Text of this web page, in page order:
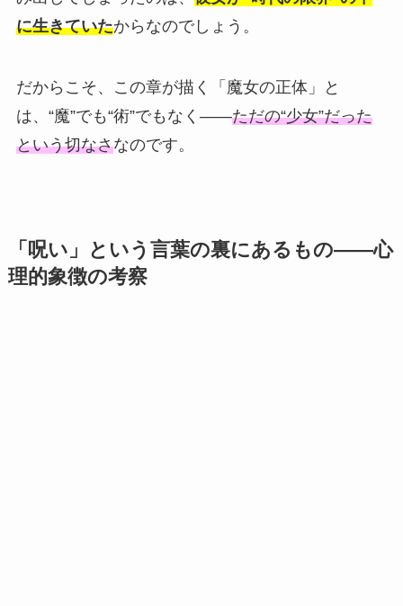
に生きていたからなのでしょう。
だからこそ、この章が描く「魔女の正体」と
は、“魔”でも“術”でもなく——ただの“少女”だった
という切なさなのです。
「呪い」という言葉の裏にあるもの——心
理的象徴の考察